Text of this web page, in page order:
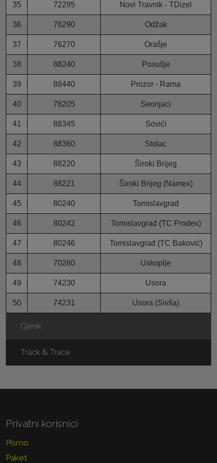
35 72295 Novi Travnik - TDizel
36 76290 Odžak
37 76270 Orašje
38 88240 Posušje
39 88440 Prozor - Rama
40 76205 Seonjaci
41 88345 Sovići
42 88360 Stolac
43 88220 Široki Brijeg
44 88221 Široki Brijeg (Namex)
45 80240 Tomislavgrad
46 80242 Tomislavgrad (TC Prodex)
47 80246 Tomislavgrad (TC Baković)
48 70280 Uskoplje
49 74230 Usora
50 74231 Usora (Sivša)
Cjenik
Track & Trace
Privatni korisnici
Pismo
Paket